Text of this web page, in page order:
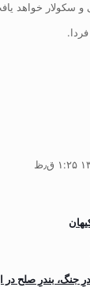
سکولار خواهد
جنگ، بندرِ صلح در